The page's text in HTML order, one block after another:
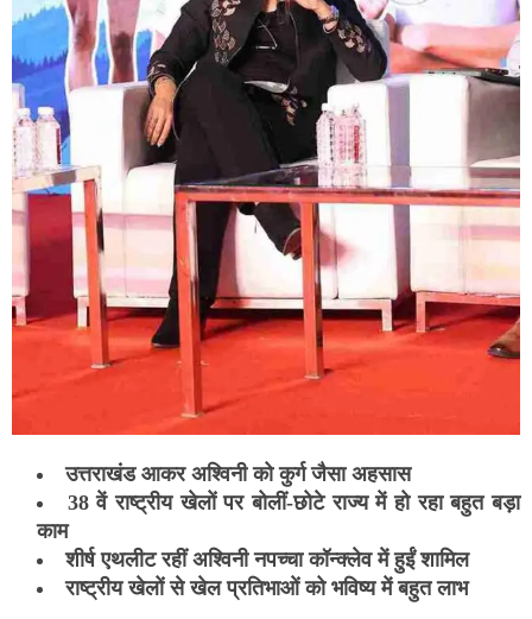
उत्तराखंड आकर अश्विनी को कुर्ग जैसा अहसास
38 वें राष्ट्रीय खेलों पर बोलीं-छोटे राज्य में हो रहा बहुत बड़ा
काम
शीर्ष एथलीट रहीं अश्विनी नपच्चा कॉन्क्लेव में हुईं शामिल
राष्ट्रीय खेलों से खेल प्रतिभाओं को भविष्य में बहुत लाभ